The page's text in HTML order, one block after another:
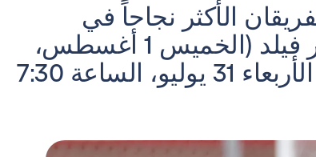
مدريد (15) وميلانو (7)، الفريقان الأكثر نجاحاً في
المسابقة القارية الأغلى، في سولجر فيلد (الخميس 1 أغسطس،
الساعة 2:30 صباحاً بتوقيت إسبانيا؛ الأربعاء 31 يوليو، الساعة 7:30